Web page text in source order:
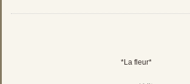
*La fleur*